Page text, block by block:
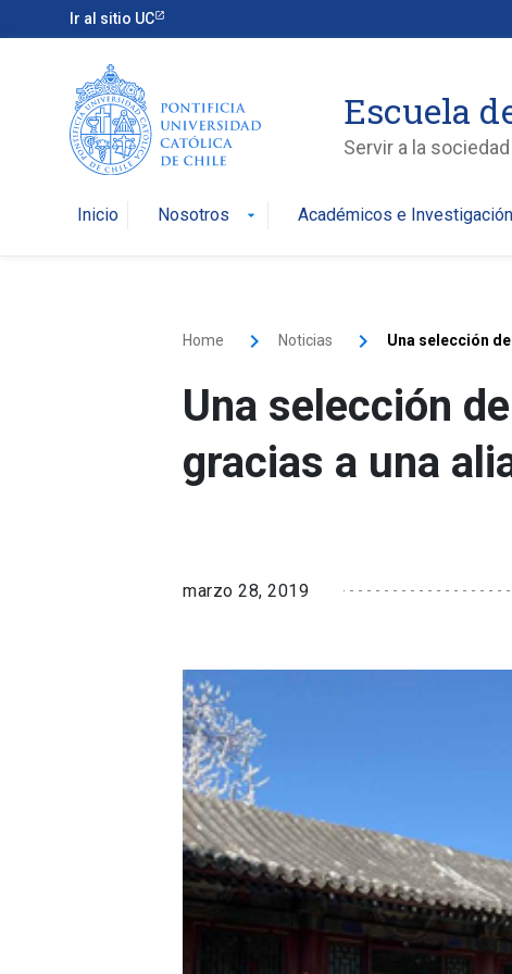
Ir al sitio UC
Escuela
Servir a la
Inicio Nosotros arrow_drop_down Académicos e Investigación
Home Noticias Una selección
Una selección
gracias a una
marzo 28, 2019